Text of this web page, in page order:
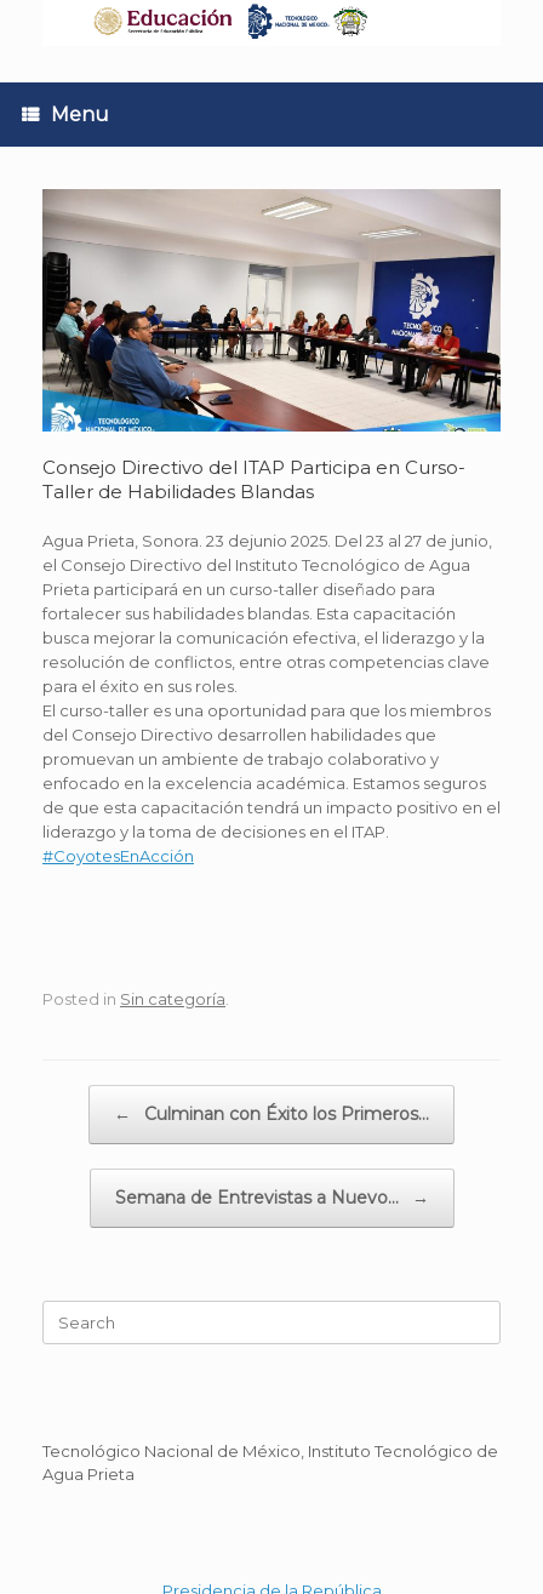
Menu
Consejo Directivo del ITAP Participa en Curso-
Taller de Habilidades Blandas
Agua Prieta, Sonora. 23 dejunio 2025. Del 23 al 27 de junio,
el Consejo Directivo del Instituto Tecnológico de Agua
Prieta participará en un curso-taller diseñado para
fortalecer sus habilidades blandas. Esta capacitación
busca mejorar la comunicación efectiva, el liderazgo y la
resolución de conflictos, entre otras competencias clave
para el éxito en sus roles.
El curso-taller es una oportunidad para que los miembros
del Consejo Directivo desarrollen habilidades que
promuevan un ambiente de trabajo colaborativo y
enfocado en la excelencia académica. Estamos seguros
de que esta capacitación tendrá un impacto positivo en el
liderazgo y la toma de decisiones en el ITAP.
#CoyotesEnAcción
Posted in Sin categoría.
← Culminan con Éxito los Primeros…
Semana de Entrevistas a Nuevo… →
for:
Tecnológico Nacional de México, Instituto Tecnológico de
Agua Prieta